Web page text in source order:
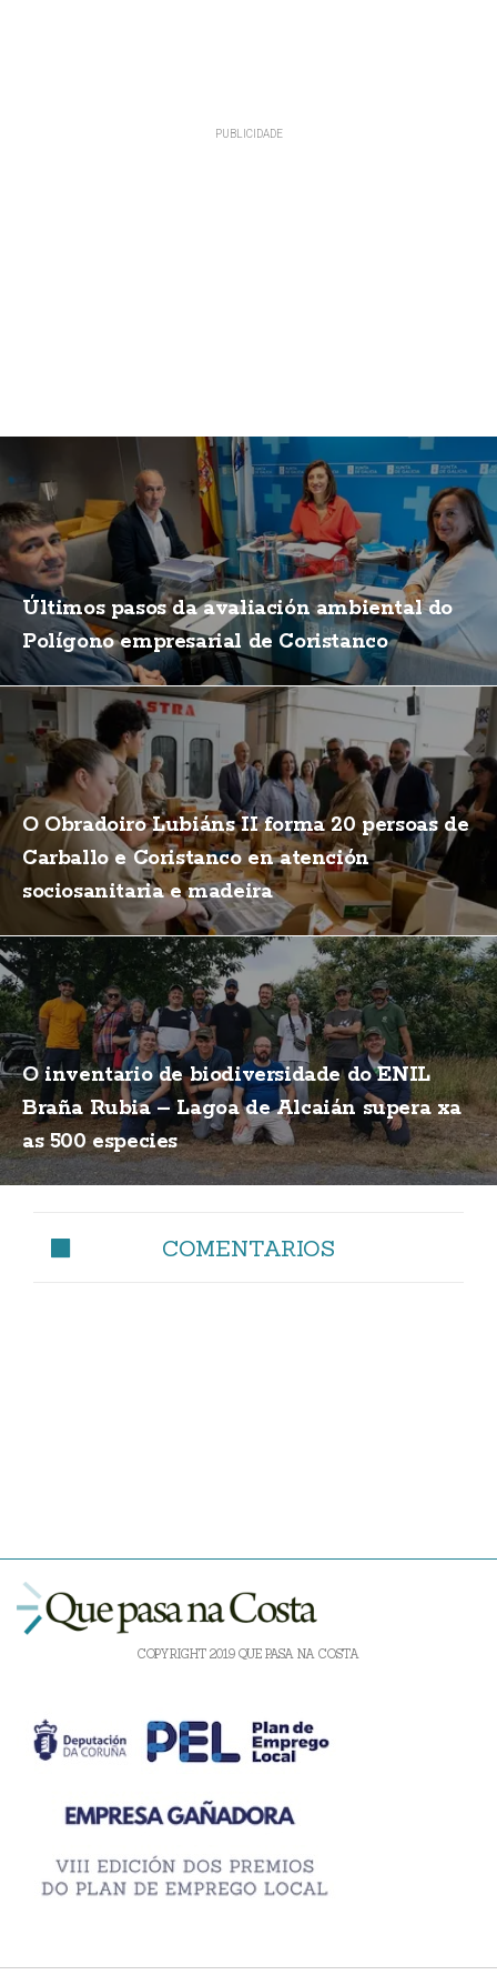
Últimos pasos da avaliación ambiental do
Polígono empresarial de Coristanco
O Obradoiro Lubiáns II forma 20 persoas de
Carballo e Coristanco en atención
sociosanitaria e madeira
O inventario de biodiversidade do ENIL
Braña Rubia – Lagoa de Alcaián supera xa
as 500 especies
COMENTARIOS
COPYRIGHT 2019 QUE PASA NA COSTA